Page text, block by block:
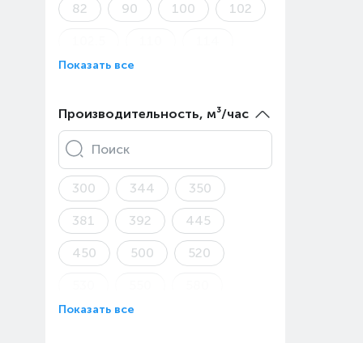
82 90 100 102
115 119
135
144 149 160
180 185 190
200 202.5 210
213 230 234
Показать все
Производительность, м³/час
Поиск
300 344 350
381 392 445
450 500 520
587 600
Показать все